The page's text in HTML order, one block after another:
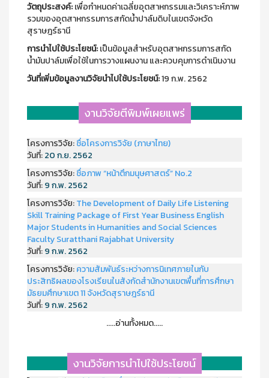
วัตถุประสงค์:เพื่อกำหนดค่าเฉลี่ยอุตสาหกรรมและวิเคราะห์ภาพ
รวมของอุตสาหกรรมการสกัดน้ำปาล์มดิบในเขตจังหวัด
สุราษฎร์ธานี
การนำไปใช้ประโยชน์:เป็นข้อมูลสำหรับอุตสาหกรรมการสกัด
น้ำมันปาล์มเพื่อใช้ในการวางแผนงาน และควบคุมการดำเนินงาน
วันที่เพิ่มข้อมูลงานวิจัยนำไปใช้ประโยชน์:19 ก.พ. 2562
งานวิจัยตีพิมพ์เผยแพร่
โครงการวิจัย:ชื่อโครงการวิจัย (ภาษาไทย)
วันที่:20 ก.ย. 2562
โครงการวิจัย:ชื่อภาพ “หน้าตึกมนุษศาสตร์” No.2
วันที่:9 ก.พ. 2562
โครงการวิจัย:The Development of Daily Life Listening
Skill Training Package of First Year Business English
Major Students in Humanities and Social Sciences
Faculty Suratthani Rajabhat University
วันที่:9 ก.พ. 2562
โครงการวิจัย:ความสัมพันธ์ระหว่างการนิเทศภายในกับ
ประสิทธิผลของโรงเรียนในสังกัดสำนักงานเขตพื้นที่การศึกษา
มัธยมศึกษาเขต 11 จังหวัดสุราษฎร์ธานี
วันที่:9 ก.พ. 2562
.....อ่านทั้งหมด.....
งานวิจัยการนำไปใช้ประโยชน์